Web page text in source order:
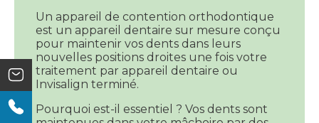
Un appareil de contention orthodontique
est un appareil dentaire sur mesure conçu
pour maintenir vos dents dans leurs
nouvelles positions droites une fois votre
traitement par appareil dentaire ou
Invisalign terminé.
Pourquoi est-il essentiel ? Vos dents sont